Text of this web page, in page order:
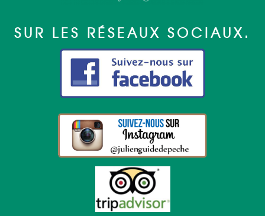
SUR LES RÉSEAUX SOCIAUX.